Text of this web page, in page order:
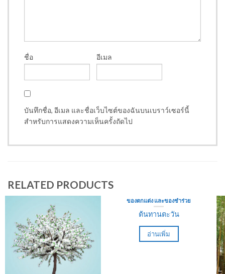
ชื่อ อีเมล
บันทึกชื่อ, อีเมล และชื่อเว็บไซต์ของฉันบนเบราว์เซอร์นี้
สำหรับการแสดงความเห็นครั้งถัดไป
RELATED PRODUCTS
ของตกแต่ง และของชำร่วย
ต้นทานตะวัน
อ่านเพิ่ม